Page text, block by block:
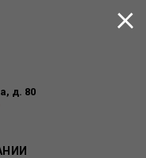
д. 80